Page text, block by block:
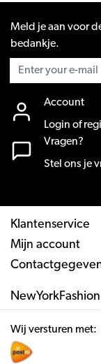
Meld je aan voor
bedankje.
Account
Login of
Vragen?
Stel ons je
Klantenservice
Mijn account
Wij versturen met: